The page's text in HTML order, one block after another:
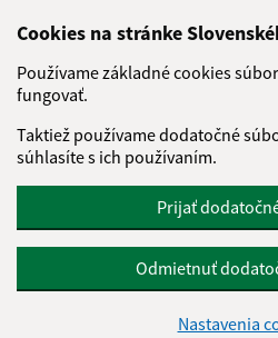
Cookies na stránke
Používame základné cookies
fungovať.
Taktiež používame dodatočné
súhlasíte s ich používaním.
Prijať
Odmietnuť
Nastavenia